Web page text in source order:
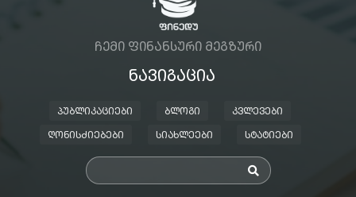
ᲩᲔᲛᲘ ᲤᲘᲜᲐᲜᲡᲣᲠᲘ ᲛᲔᲒᲖᲣᲠᲘ
ᲜᲐᲕᲘᲒᲐᲪᲘᲐ
ᲞᲣᲑᲚᲘᲙᲐᲪᲘᲔᲑᲘ ᲑᲚᲝᲒᲘ ᲙᲕᲚᲔᲕᲔᲑᲘ
ᲦᲝᲜᲘᲡᲫᲘᲔᲑᲔᲑᲘ ᲡᲘᲐᲮᲚᲔᲔᲑᲘ ᲡᲢᲐᲢᲘᲔᲑᲘ